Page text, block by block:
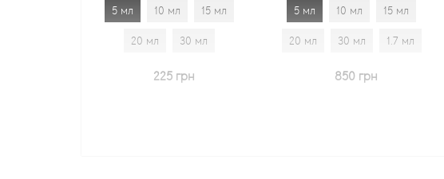
10 мл 15 мл
30 мл
10 мл 15 мл
30 мл 1.7 мл 20 мл